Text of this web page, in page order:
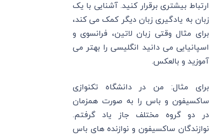
ارتباط بیشتری برقرار کنید. آشنایی با یک
زبان به یادگیری زبان دیگر کمک می کند،
برای مثال وقتی زبان لاتین، فرانسوی و
اسپانیایی می دانید انگلیسی را بهتر می
آموزید و بالعکس.
برای مثال: من در دانشگاه تکنوازی
ساکسیفون و باس را به صورت همزمان
در دو گروه مختلف جاز یاد گرفتم.
نوازندگان ساکسیفون و نوازنده های باس